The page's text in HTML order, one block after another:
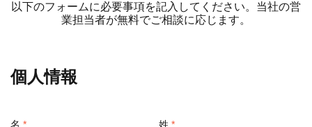
以下のフォームに必要事項を記入してください。当社の営
業担当者が無料でご相談に応じます。
個人情報
名 姓